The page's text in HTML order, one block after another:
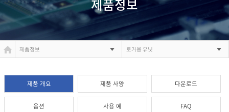
제품정보
제품정보 로거용 유닛
제품 개요 제품 사양 다운로드
옵션 사용 예 FAQ